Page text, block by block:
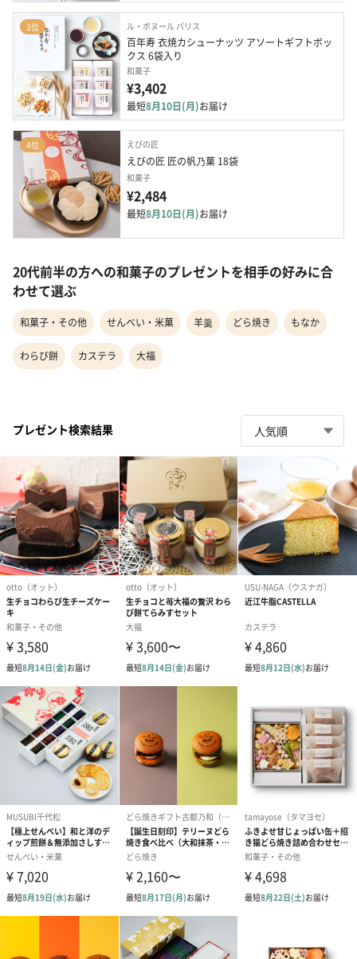
3位 ル・ボヌール パリス
百年寿 衣焼カシューナッツ アソートギフトボッ
クス 6袋入り
和菓子
¥3,402
最短8月10日(月)お届け
4位 えびの匠
えびの匠 匠の帆乃菓 18袋
和菓子
¥2,484
最短8月10日(月)お届け
20代前半の方への和菓子のプレゼントを相手の好みに合
わせて選ぶ
和菓子・その他 せんべい・米菓 羊羹 どら焼き もなか
わらび餅 カステラ 大福
プレゼント検索結果